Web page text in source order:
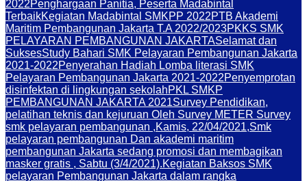
2022Penghargaan Panitia, Peserta Madabintal
TerbaikKegiatan Madabintal SMKPP 2022PTB Akademi
Maritim Pembangunan Jakarta T.A 2022/2023PKKS SMK
PELAYARAN PEMBANGUNAN JAKARTASelamat dan
SuksesStudy Bahari SMK Pelayaran Pembangunan Jakarta
2021-2022Penyerahan Hadiah Lomba literasi SMK
Pelayaran Pembangunan Jakarta 2021-2022Penyemprotan
disinfektan di lingkungan sekolahPKL SMKP
PEMBANGUNAN JAKARTA 2021Survey Pendidikan,
pelatihan teknis dan kejuruan Oleh Survey METER Survey
smk pelayaran pembangunan ,Kamis, 22/04/2021,Smk
pelayaran pembangunan Dan akademi maritim
pembangunan Jakarta sedang promosi dan membagikan
masker gratis , Sabtu (3/4/2021).Kegiatan Baksos SMK
pelayaran Pembangunan Jakarta dalam rangka